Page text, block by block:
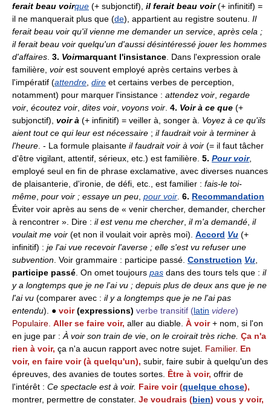
ferait beau voirque (+ subjonctif), il ferait beau voir(+ infinitif) =
il ne manquerait plus que (de), appartient au registre soutenu. Il
ferait beau voir qu'il vienne me demander un service après cela ;
il ferait beau voir quelqu'un d'aussi désintéressé jouer les hommes
d'affaires 3. Voirmarquant l'insistance . Dans l'expression orale
familière, voir est souvent employé après certains verbes à
l'impératif (attendre dire et certains verbes de perception,
notamment) pour marquer l'insistance : attendez voir regarde
voir écoutez voir dites voir voyons voir 4. Voir à ce que (+
subjonctif), voir à (+ infinitif) = veiller à, songer à. Voyez à ce qu'ils
aient tout ce qui leur est nécessaire ; il faudrait voir à terminer à
l'heure . - La formule plaisante il faudrait voir à voir (= il faut tâcher
d'être vigilant, attentif, sérieux, etc.) est familière. 5. Pour voir,
employé seul en fin de phrase exclamative, avec diverses nuances
de plaisanterie, d'ironie, de défi, etc., est familier : fais-le toi-
même pour voir ; essaye un peu pour voir 6. Recommandation
Éviter voir après au sens de « venir chercher, demander, chercher
à rencontrer ». Dire : il est venu me chercher il m'a demandé il
voulait me voir (et non il voulait voir après moi). Accord Vu (+
infinitif) : je l'ai vue recevoir l'averse ; elle s'est vu refuser une
subvention . Voir grammaire : participe passé. Construction Vu
participe passé . On omet toujours pas dans des tours tels que : il
y a longtemps que je ne l'ai vu ; depuis plus de deux ans que je ne
l'ai vu (comparer avec : il y a longtemps que je ne l'ai pas
entendu). ● voir(expressions) verbe transitif (latin videre)
Populaire. Aller se faire voir, aller au diable. À voir+ nom, si l'on
en juge par : À voir son train de vie on le croirait très riche. Ça n'a
rien à voir, ça n'a aucun rapport avec notre sujet. Familier. En
voir, en faire voir (à quelqu'un), subir, faire subir à quelqu'un des
épreuves, des avanies de toutes sortes. Être à voir, offrir de
l'intérêt : Ce spectacle est à voir. Faire voir (quelque chose),
montrer, permettre de constater. Je voudrais (bien) vous y voir,